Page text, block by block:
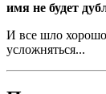
имя не будет
И все шло хорошо
усложняться...